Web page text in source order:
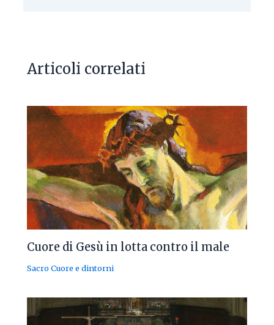
Articoli correlati
Cuore di Gesù in lotta contro il male
Sacro Cuore e dintorni